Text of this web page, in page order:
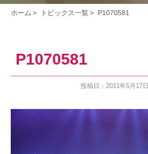
ホーム トピックス一覧 P1070581
P1070581
投稿日：2011年5月17日